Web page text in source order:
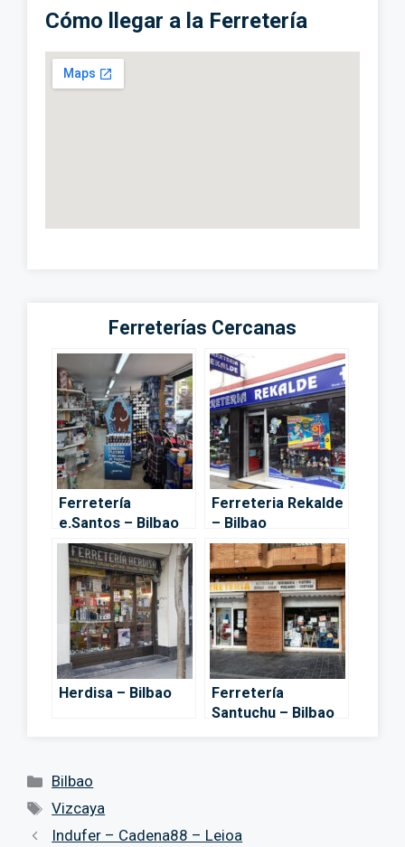
Cómo llegar a la Ferretería
Ferreterías Cercanas
Ferretería
e.Santos – Bilbao
Ferreteria Rekalde
– Bilbao
Herdisa – Bilbao
Ferretería
Santuchu – Bilbao
Categorías
Bilbao
Etiquetas
Vizcaya
Indufer – Cadena88 – Leioa